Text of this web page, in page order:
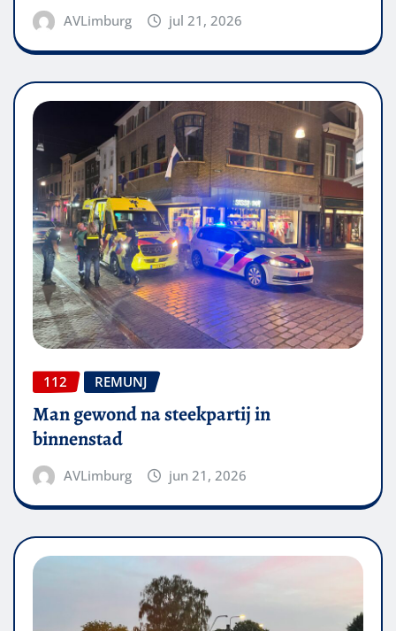
AVLimburg jul 21, 2026
112 REMUNJ
Man gewond na steekpartij in
binnenstad
AVLimburg jun 21, 2026